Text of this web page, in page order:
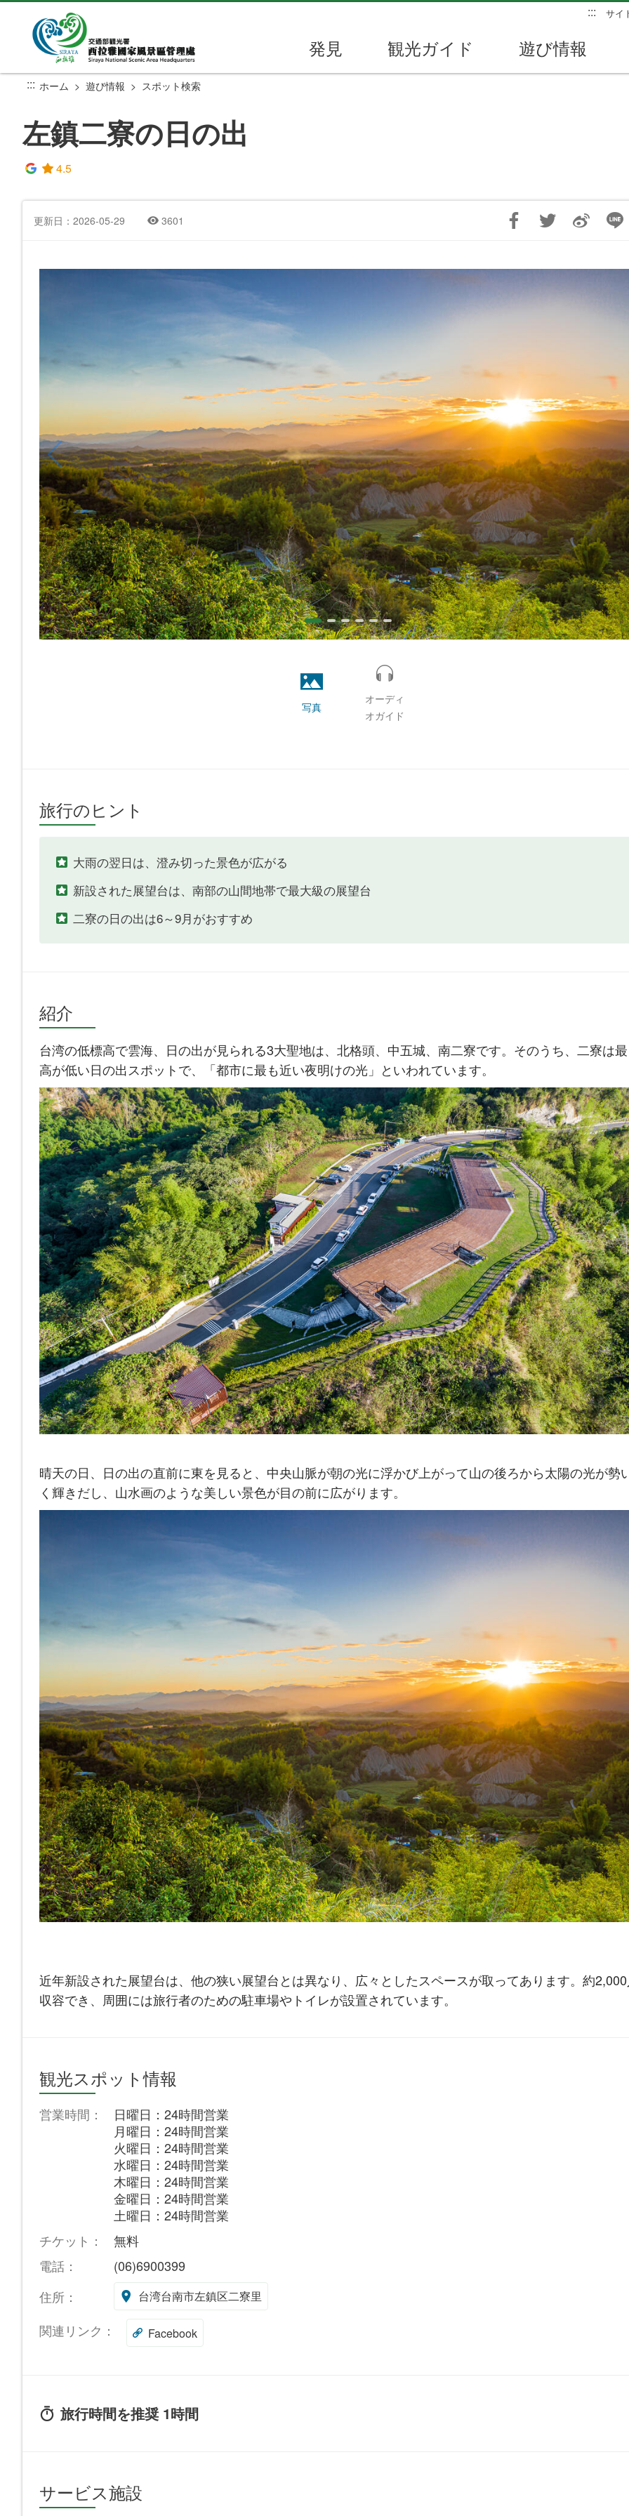
メ
ン
::: サイ
発見 観光ガイド 遊び情報
::: ホーム 遊び情報 スポット検索
左鎮二寮の日の出
4.5
更新日：2026-05-29 3601
写真
オーディ
オガイド
旅行のヒント
大雨の翌日は、澄み切った景色が広がる
新設された展望台は、南部の山間地帯で最大級の展望台
二寮の日の出は6～9月がおすすめ
紹介
台湾の低標高で雲海、日の出が見られる3大聖地は、北格頭、中五城、南二寮です。そのうち、二寮は
高が低い日の出スポットで、「都市に最も近い夜明けの光」といわれています。
晴天の日、日の出の直前に東を見ると、中央山脈が朝の光に浮かび上がって山の後ろから太陽の光が勢
く輝きだし、山水画のような美しい景色が目の前に広がります。
近年新設された展望台は、他の狭い展望台とは異なり、広々としたスペースが取ってあります。約
収容でき、周囲には旅行者のための駐車場やトイレが設置されています。
観光スポット情報
営業時間：
日曜日：24時間営業
月曜日：24時間営業
火曜日：24時間営業
水曜日：24時間営業
木曜日：24時間営業
金曜日：24時間営業
土曜日：24時間営業
チケット：
無料
電話：
(06)6900399
住所：
台湾台南市左鎮区二寮里
関連リンク： Facebook
旅行時間を推奨 1時間
サービス施設